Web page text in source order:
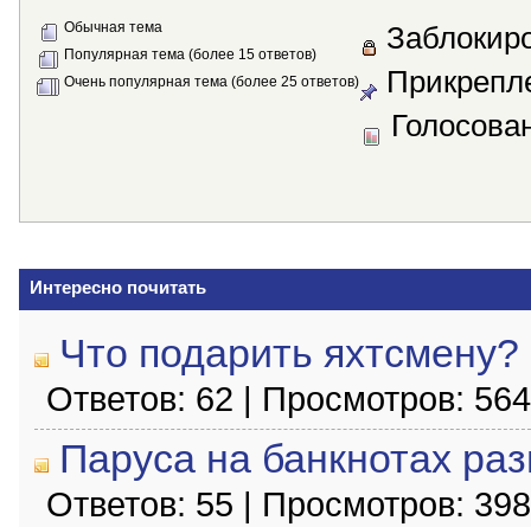
Обычная тема
Популярная тема (более 15 ответов)
Очень популярная тема (более 25 ответов)
Интересно почитать
Что подарить яхтсмену?
Ответов: 62 | Просмотров:
Паруса на банкнотах
Ответов: 55 | Просмотров: